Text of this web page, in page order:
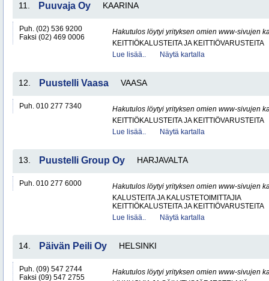
11. Puuvaja Oy KAARINA
Puh. (02) 536 9200
Faksi (02) 469 0006
Hakutulos löytyi yrityksen omien www-sivujen
KEITTIÖKALUSTEITA JA KEITTIÖVARUSTEITA
Lue lisää..
Näytä kartalla
12. Puustelli Vaasa VAASA
Puh. 010 277 7340
Hakutulos löytyi yrityksen omien www-sivujen
KEITTIÖKALUSTEITA JA KEITTIÖVARUSTEITA
Lue lisää..
Näytä kartalla
13. Puustelli Group Oy HARJAVALTA
Puh. 010 277 6000
Hakutulos löytyi yrityksen omien www-sivujen
KALUSTEITA JA KALUSTETOIMITTAJIA
KEITTIÖKALUSTEITA JA KEITTIÖVARUSTEITA
Lue lisää..
Näytä kartalla
14. Päivän Peili Oy HELSINKI
Puh. (09) 547 2744
Faksi (09) 547 2755
Hakutulos löytyi yrityksen omien www-sivujen